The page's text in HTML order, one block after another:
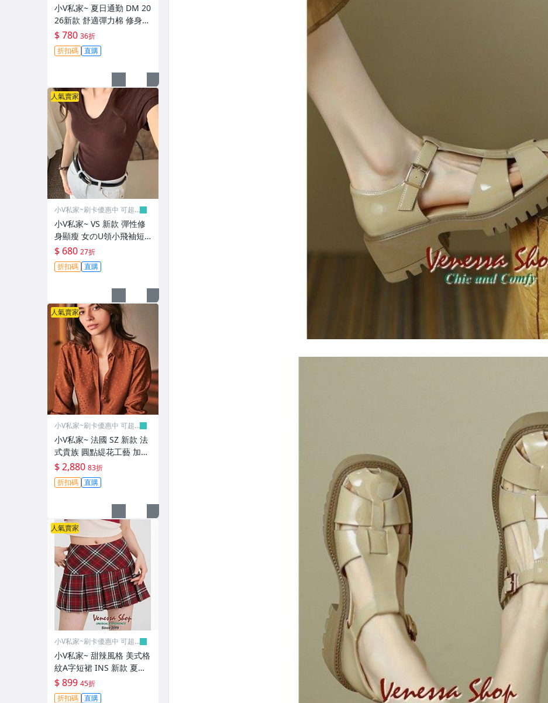
小V私家~ 夏日通勤 DM 20
26新款 舒適彈力棉 修身抓
褶收腰 女の亨利V領小飛袖
T恤 無袖上衣 2色 (Y1950)
$ 780 36折
折扣碼 直購
人氣賣家
小V私家~刷卡優惠中 可超
小V私家~ VS 新款 彈性修
身顯瘦 女のU領小飛袖短
袖T恤上衣 4色 (L15781)
$ 680 27折
折扣碼 直購
人氣賣家
小V私家~刷卡優惠中 可超
小V私家~ 法國 SZ 新款 法
式貴族 圓點緹花工藝 加厚
20m/m真絲 女の輕奢緞面
長袖襯衫上衣 2色 (R1022)
$ 2,880 83折
折扣碼 直購
人氣賣家
小V私家~刷卡優惠中 可超
小V私家~ 甜辣風格 美式格
紋A字短裙 INS 新款 夏季
學院風 女の百褶裙 褲裙 2
色 (R1645)
$ 899 45折
折扣碼 直購